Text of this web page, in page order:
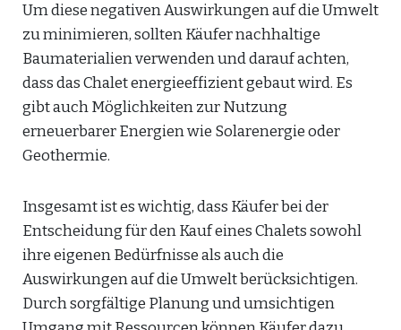
Um diese negativen Auswirkungen auf die Umwelt
zu minimieren, sollten Käufer nachhaltige
Baumaterialien verwenden und darauf achten,
dass das Chalet energieeffizient gebaut wird. Es
gibt auch Möglichkeiten zur Nutzung
erneuerbarer Energien wie Solarenergie oder
Geothermie.
Insgesamt ist es wichtig, dass Käufer bei der
Entscheidung für den Kauf eines Chalets sowohl
ihre eigenen Bedürfnisse als auch die
Auswirkungen auf die Umwelt berücksichtigen.
Durch sorgfältige Planung und umsichtigen